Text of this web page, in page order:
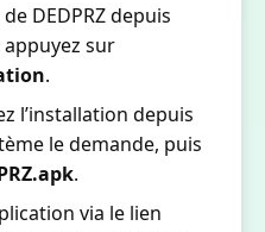
DEDPRZ depuis
sur
.
l’installation depuis
le demande, puis
.
via le lien